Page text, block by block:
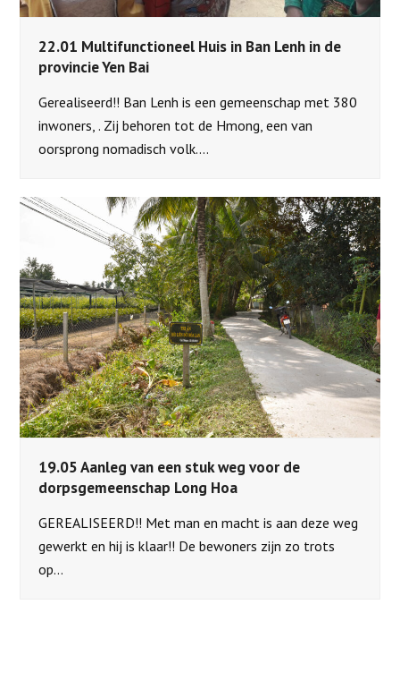
22.01 Multifunctioneel Huis in Ban Lenh in de
provincie Yen Bai
Gerealiseerd!! Ban Lenh is een gemeenschap met 380
inwoners, . Zij behoren tot de Hmong, een van
oorsprong nomadisch volk.…
19.05 Aanleg van een stuk weg voor de
dorpsgemeenschap Long Hoa
GEREALISEERD!! Met man en macht is aan deze weg
gewerkt en hij is klaar!! De bewoners zijn zo trots
op…